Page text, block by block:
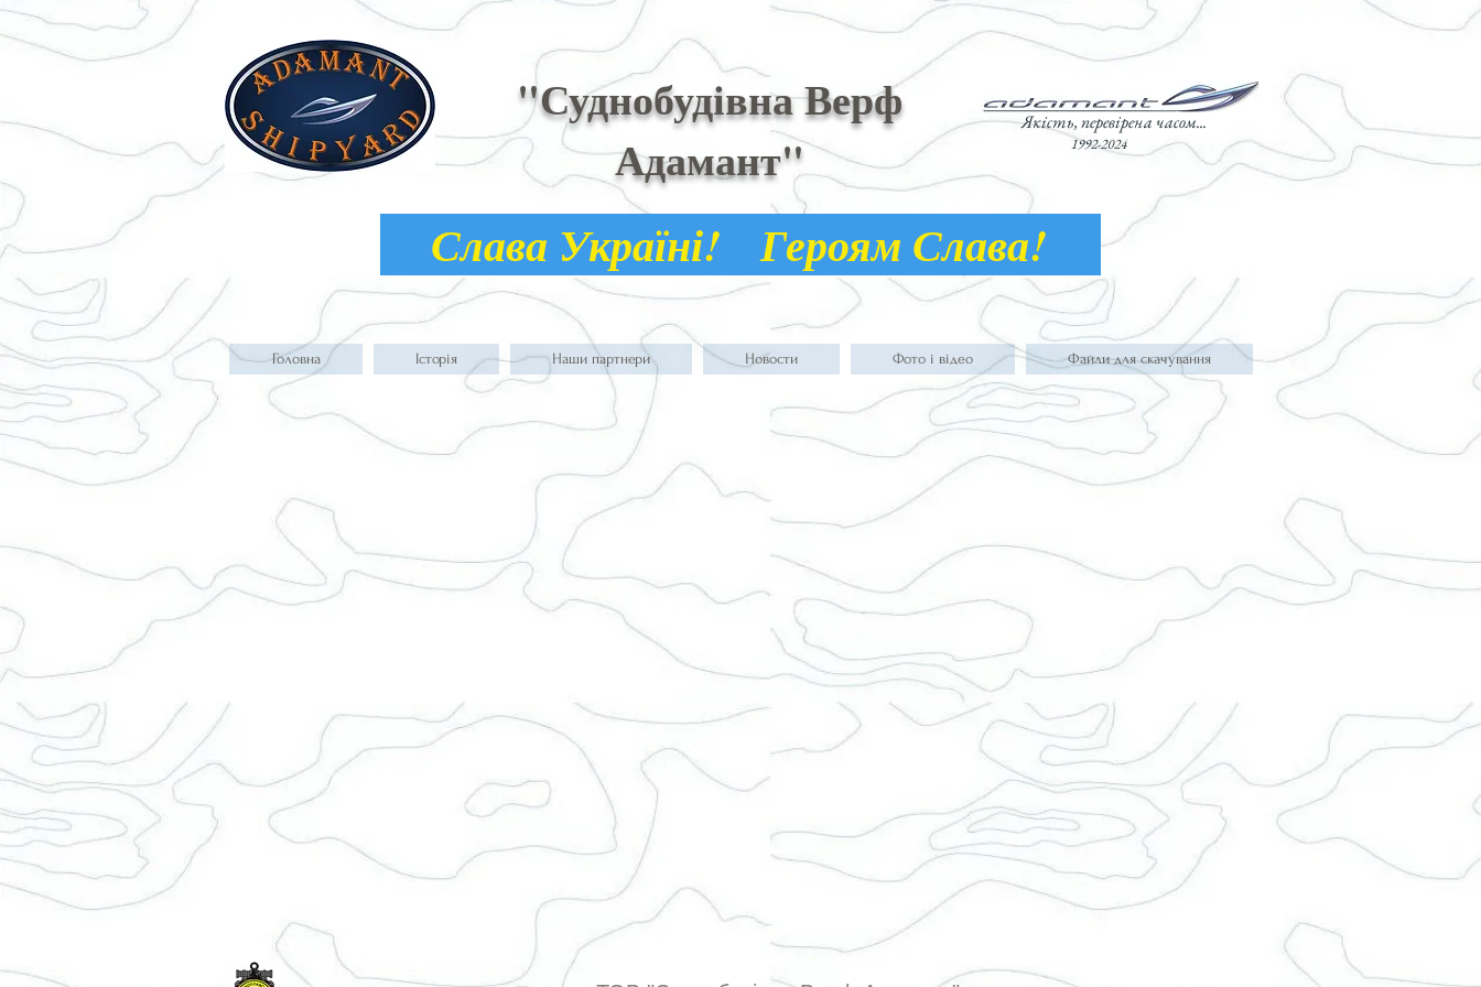
"Суднобудівна Верф
Адамант"
Якість, перевірена часом...
1992-2024
Слава Україні! Героям Слава!
Головна Історія Наши партнери Новости Фото і відео Файли для скачування